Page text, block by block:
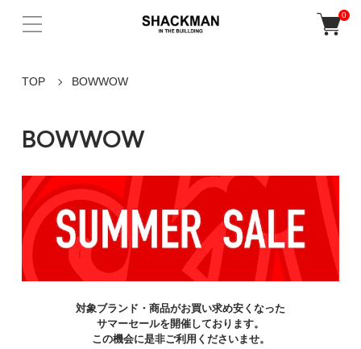
0
TOP BOWWOW
BOWWOW
対象ブランド・商品がお買い求め安くなった
サマーセールを開催しております。
この機会に是非ご利用くださいませ。